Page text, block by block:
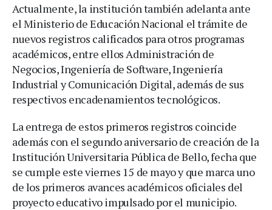
Actualmente, la institución también adelanta ante
el Ministerio de Educación Nacional el trámite de
nuevos registros calificados para otros programas
académicos, entre ellos Administración de
Negocios, Ingeniería de Software, Ingeniería
Industrial y Comunicación Digital, además de sus
respectivos encadenamientos tecnológicos.
La entrega de estos primeros registros coincide
además con el segundo aniversario de creación de la
Institución Universitaria Pública de Bello, fecha que
se cumple este viernes 15 de mayo y que marca uno
de los primeros avances académicos oficiales del
proyecto educativo impulsado por el municipio.